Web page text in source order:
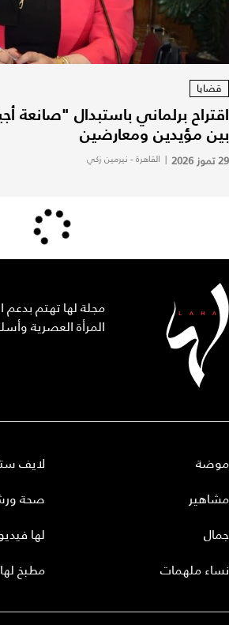
قضايا
اقتراح برلماني باستبدال "صانعة
بين مؤيدين ومعارضين
29 تموز 2026 | القاهرة - نيرمين زكي
مجلة لها تهتم
المرأة العصرية
موضة
مشاهير
جمال
نساء ملهمات
لايف
صحة
لها
مطبخ لها